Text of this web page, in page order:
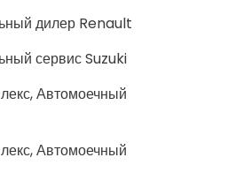
дилер Renault
сервис Suzuki
Автомоечный
Автомоечный